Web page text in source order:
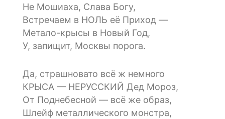
Не Мошиаха, Слава Богу,
Встречаем в НОЛЬ её Приход —
Метало-крысы в Новый Год,
У, запищит, Москвы порога.
Да, страшновато всё ж немного
КРЫСА — НЕРУССКИЙ Дед Мороз,
От Поднебесной — всё же образ,
Шлейф металлического монстра,